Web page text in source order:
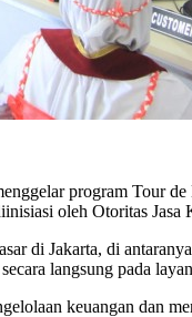
program Tour
oleh Otoritas Jasa
di Jakarta, di
langsung pada
keuangan dan